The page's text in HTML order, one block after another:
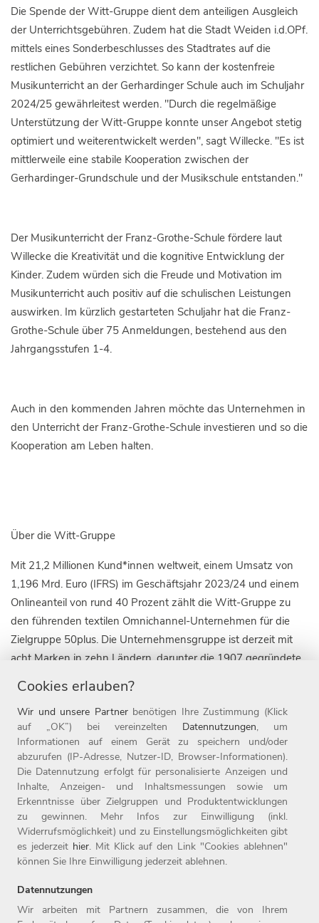
Die Spende der Witt-Gruppe dient dem anteiligen Ausgleich
der Unterrichtsgebühren. Zudem hat die Stadt Weiden i.d.OPf.
mittels eines Sonderbeschlusses des Stadtrates auf die
restlichen Gebühren verzichtet. So kann der kostenfreie
Musikunterricht an der Gerhardinger Schule auch im Schuljahr
2024/25 gewährleitest werden. "Durch die regelmäßige
Unterstützung der Witt-Gruppe konnte unser Angebot stetig
optimiert und weiterentwickelt werden", sagt Willecke. "Es ist
mittlerweile eine stabile Kooperation zwischen der
Gerhardinger-Grundschule und der Musikschule entstanden."
Der Musikunterricht der Franz-Grothe-Schule fördere laut
Willecke die Kreativität und die kognitive Entwicklung der
Kinder. Zudem würden sich die Freude und Motivation im
Musikunterricht auch positiv auf die schulischen Leistungen
auswirken. Im kürzlich gestarteten Schuljahr hat die Franz-
Grothe-Schule über 75 Anmeldungen, bestehend aus den
Jahrgangsstufen 1-4.
Auch in den kommenden Jahren möchte das Unternehmen in
den Unterricht der Franz-Grothe-Schule investieren und so die
Kooperation am Leben halten.
Über die Witt-Gruppe
Mit 21,2 Millionen Kund*innen weltweit, einem Umsatz von
1,196 Mrd. Euro (IFRS) im Geschäftsjahr 2023/24 und einem
Onlineanteil von rund 40 Prozent zählt die Witt-Gruppe zu
den führenden textilen Omnichannel-Unternehmen für die
Zielgruppe 50plus. Die Unternehmensgruppe ist derzeit mit
acht Marken in zehn Ländern, darunter die 1907 gegründete
Weidener Unternehmen auch mit rund 110 Filialen im
stationären Handel vertreten. Seit Ende 2019 gehört die
Marke heine zur Witt-Gruppe.
Die Witt-Gruppe ist mit rund 3.700 Mitarbeitenden nicht nur
einer der größten Arbeitgeber der Oberpfalz, sondern auch
einer der beliebtesten Deutschlands und gehört zu den rund
fünf Prozent der beliebtesten Unternehmen auf kununu. Seit
1987 ist die Witt-Gruppe Teil der Otto Group. Weitere
Informationen finden Sie unter www.witt-gruppe.eu.
Cookies erlauben?
Wir und unsere Partnerbenötigen Ihre Zustimmung (Klick
auf „OK”) bei vereinzelten Datennutzungen, um
Informationen auf einem Gerät zu speichern und/oder
abzurufen (IP-Adresse, Nutzer-ID, Browser-Informationen).
Die Datennutzung erfolgt für personalisierte Anzeigen und
Inhalte, Anzeigen- und Inhaltsmessungen sowie um
Erkenntnisse über Zielgruppen und Produktentwicklungen
zu gewinnen. Mehr Infos zur Einwilligung (inkl.
Widerrufsmöglichkeit) und zu Einstellungsmöglichkeiten gibt
es jederzeit hier. Mit Klick auf den Link "Cookies ablehnen"
können Sie Ihre Einwilligung jederzeit ablehnen.
Datennutzungen
Wir arbeiten mit Partnern zusammen, die von Ihrem